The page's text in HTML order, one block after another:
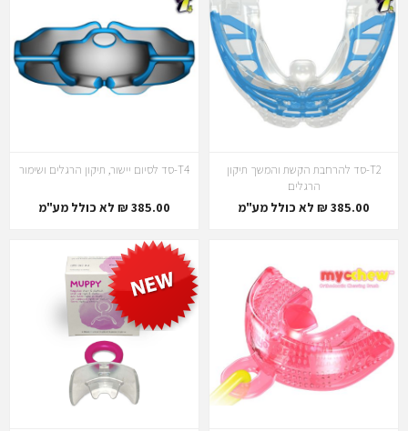
T2-סד להרחבת הקשת והמשך תיקון
הרגלים
385.00 ₪ לא כולל מע"מ
T4-סד לסיום יישור, תיקון הרגלים ושימור
385.00 ₪ לא כולל מע"מ